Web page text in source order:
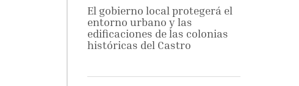
El gobierno local protegerá el
entorno urbano y las
edificaciones de las colonias
históricas del Castro